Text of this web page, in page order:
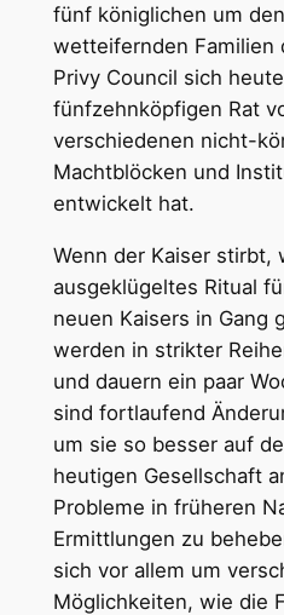
fünf königlichen um
wetteifernden Familien
Privy Council sich
fünfzehnköpfigen Rat
verschiedenen nicht-
Machtblöcken und
entwickelt hat.
Wenn der Kaiser stirbt,
ausgeklügeltes Ritual
neuen Kaisers in Gang
werden in strikter
und dauern ein paar
sind fortlaufend
um sie so besser auf
heutigen Gesellschaft
Probleme in früheren
Ermittlungen zu
sich vor allem um
Möglichkeiten, wie die